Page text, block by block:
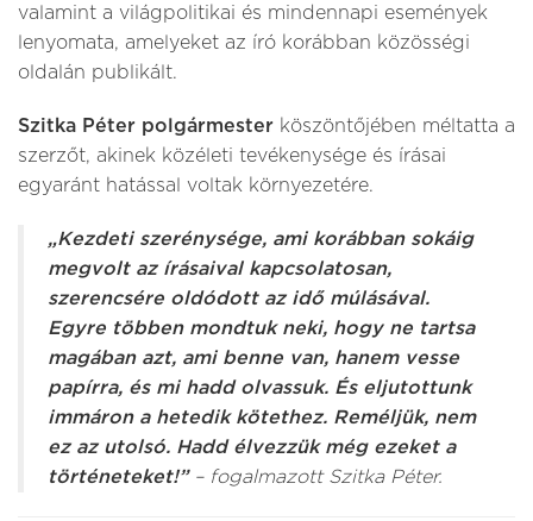
valamint a világpolitikai és mindennapi események
lenyomata, amelyeket az író korábban közösségi
oldalán publikált.
Szitka Péter polgármester köszöntőjében méltatta a
szerzőt, akinek közéleti tevékenysége és írásai
egyaránt hatással voltak környezetére.
„Kezdeti szerénysége, ami korábban sokáig
megvolt az írásaival kapcsolatosan,
szerencsére oldódott az idő múlásával.
Egyre többen mondtuk neki, hogy ne tartsa
magában azt, ami benne van, hanem vesse
papírra, és mi hadd olvassuk. És eljutottunk
immáron a hetedik kötethez. Reméljük, nem
ez az utolsó. Hadd élvezzük még ezeket a
történeteket!”– fogalmazott Szitka Péter.